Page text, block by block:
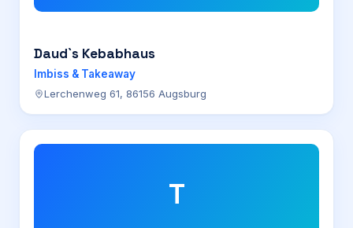
Daud`s Kebabhaus
Imbiss & Takeaway
Lerchenweg 61, 86156 Augsburg
T